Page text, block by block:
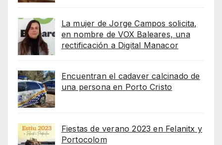
La mujer de Jorge Campos solicita,
en nombre de VOX Baleares, una
rectificación a Digital Manacor
Encuentran el cadaver calcinado de
una persona en Porto Cristo
Fiestas de verano 2023 en Felanitx y
Portocolom